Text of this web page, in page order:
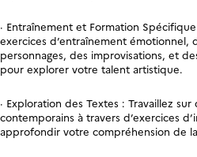
· Entraînement et Formation
exercices d’entraînement émotionnel,
personnages, des improvisations, et
pour explorer votre talent artistique.
· Exploration des Textes : Travaillez
contemporains à travers d’exercices
approfondir votre compréhension de